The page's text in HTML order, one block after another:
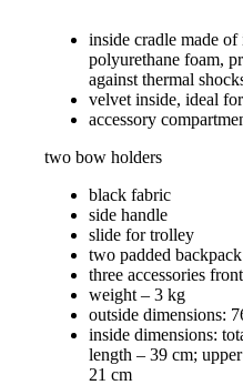
inside cradle made
polyurethane foam,
against thermal
velvet inside, ideal
accessory
two bow holders
black fabric
side handle
slide for trolley
two padded
three accessories
weight – 3 kg
outside dimensions:
inside dimensions:
length – 39 cm;
21 cm